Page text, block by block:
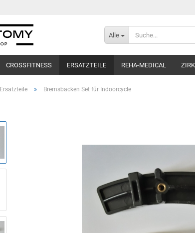
Alle
CROSSFITNESS ERSATZTEILE REHA-MEDICAL
Ersatzteile » Bremsbacken Set für Indoorcycle